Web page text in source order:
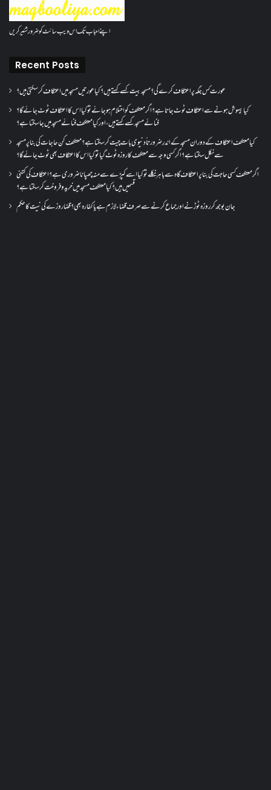
اپنے احباب تک اس ویب سائٹ کو ضرور شئیر کریں
Recent Posts
عورت کس جگہ پر اعتکاف کرے گی؟مسجد بیت کسے کہتے ہیں؟کیا عورتیں مسجد میں اعتکاف کر سکتی ہیں؟
کیا بیہوش ہونے سے اعتکاف ٹوٹ جاتا ہے؟ اگر معتکف کو احتلام ہو جائے تو کیا اس کا اعتکاف ٹوٹ جائے گا؟
فنائے مسجد کسے کہتے ہیں ، اور کیا معتکف فنائے مسجد میں جا سکتا ہے؟
کیا معتکف اعتکاف کے دوران مسجد کے اندر ضرورتاً دنیوی بات چیت کر سکتا ہے؟معتکف کن حاجات کی بنا پر مسجد
سے نکل سکتا ہے؟ اگر کسی وجہ سے معتکف کا روزہ ٹوٹ گیا تو کیا اس کا اعتکاف بھی ٹوٹ جائے گا؟
اگر معتکف کسی حاجت کی بنا پر اعتکاف گاہ سے باہر نکلے تو کیا اسے کپڑے سے منہ چھپانا ضروری ہے؟اعتکاف کی کتنی
قسمیں ہیں؟کیا معتکف مسجد میں خرید و فروخت کر سکتا ہے؟
جان بوجھ کر روزہ ٹوڑنے اور جماع کرنے سے صرف قضاء لازم ہے یا کفارہ بھی؟ قضا روزے کی نیت کا حکم